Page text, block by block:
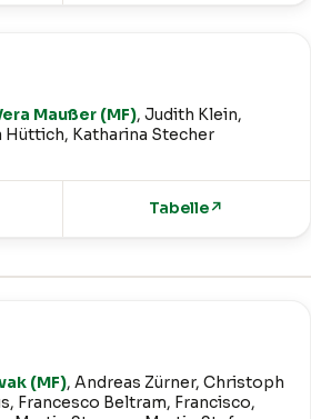
Maußer (MF), Judith Klein,
Hüttich, Katharina Stecher
Tabelle↗
(MF), Andreas Zürner, Christoph
Francesco Beltram, Francisco,